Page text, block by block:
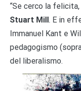
“Se cerco la
Stuart Mill. E in
Immanuel Kant e
pedagogismo
del liberalismo.